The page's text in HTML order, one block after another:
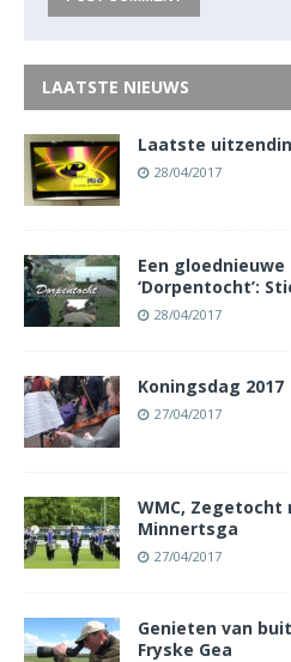
LAATSTE NIEUWS
Laatste
28/04/2017
Een
‘Dorpentocht’:
28/04/2017
Koningsdag 2017
27/04/2017
WMC, Zegetocht
Minnertsga
27/04/2017
Genieten van
Fryske Gea